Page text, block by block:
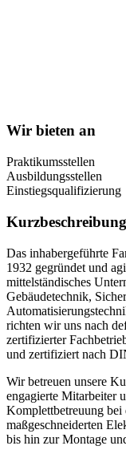
Wir bieten an
Praktikumsstellen
Ausbildungsstellen
Einstiegsqualifizierung
Das inhabergeführte
1932 gegründet und
mittelständisches
Gebäudetechnik,
richten wir uns nach
zertifizierter
und zertifiziert nach
Wir betreuen unsere
engagierte Mitarbeiter
Komplettbetreuung
maßgeschneiderten
bis hin zur Montage